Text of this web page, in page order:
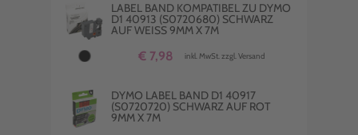
LABEL BAND KOMPATIBEL ZU DYMO
D1 40913 (S0720680) SCHWARZ
AUF WEISS 9MM X 7M
€ 7,98 inkl. MwSt. zzgl. Versand
DYMO LABEL BAND D1 40917
(S0720720) SCHWARZ AUF ROT
9MM X 7M